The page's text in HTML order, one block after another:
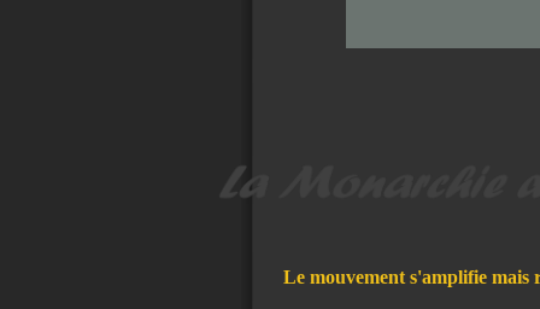
Le mouvement s'amplifie mais